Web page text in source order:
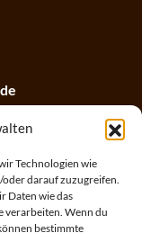
Technologien wie
darauf zuzugreifen.
Daten wie das
verarbeiten. Wenn du
bestimmte
ANMELDEN